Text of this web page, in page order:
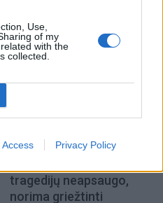
Use,
of my
with the
collected.
Access Privacy Policy
Smurtas artimoje
tragedijų neapsaugo,
norima griežtinti